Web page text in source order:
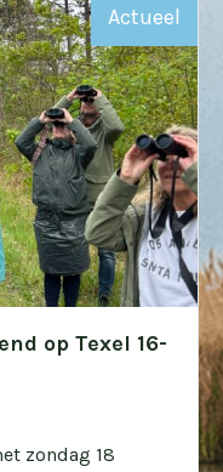
Actueel
op Texel 16-
zondag 18